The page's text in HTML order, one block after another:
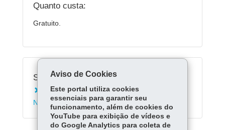
Quanto custa:
Gratuito.
Serviços Relacionados:
Saber como são depositados os créditos do
Nota Paraná na conta bancária
Aviso de Cookies
Este portal utiliza cookies
essenciais para garantir seu
funcionamento, além de cookies do
YouTube para exibição de vídeos e
do Google Analytics para coleta de